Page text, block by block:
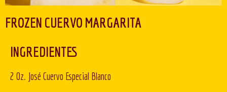
FROZEN CUERVO MARGARITA
INGREDIENTES
2 0z. José Cuervo Especial Blanco